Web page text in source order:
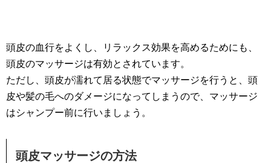
頭皮の血行をよくし、リラックス効果を高めるためにも、
頭皮のマッサージは有効とされています。
ただし、頭皮が濡れて居る状態でマッサージを行うと、頭
皮や髪の毛へのダメージになってしまうので、マッサージ
はシャンプー前に行いましょう。
頭皮マッサージの方法